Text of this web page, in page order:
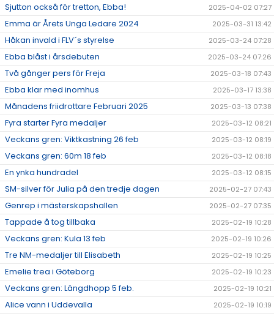
Sjutton också för tretton, Ebba! 2025-04-02 07:27
Emma är Årets Unga Ledare 2024 2025-03-31 13:42
Håkan invald i FLV´s styrelse 2025-03-24 07:28
Ebba blåst i årsdebuten 2025-03-24 07:26
Två gånger pers för Freja 2025-03-18 07:43
Ebba klar med inomhus 2025-03-17 13:38
Månadens friidrottare Februari 2025 2025-03-13 07:38
Fyra starter Fyra medaljer 2025-03-12 08:21
Veckans gren: Viktkastning 26 feb 2025-03-12 08:19
Veckans gren: 60m 18 feb 2025-03-12 08:18
En ynka hundradel 2025-03-12 08:15
SM-silver för Julia på den tredje dagen 2025-02-27 07:43
Genrep i mästerskapshallen 2025-02-27 07:35
Tappade å tog tillbaka 2025-02-19 10:28
Veckans gren: Kula 13 feb 2025-02-19 10:26
Tre NM-medaljer till Elisabeth 2025-02-19 10:25
Emelie trea i Göteborg 2025-02-19 10:23
Veckans gren: Längdhopp 5 feb. 2025-02-19 10:21
Alice vann i Uddevalla 2025-02-19 10:19